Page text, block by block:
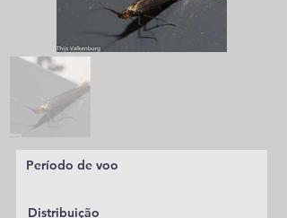
Período de voo
Distribuição